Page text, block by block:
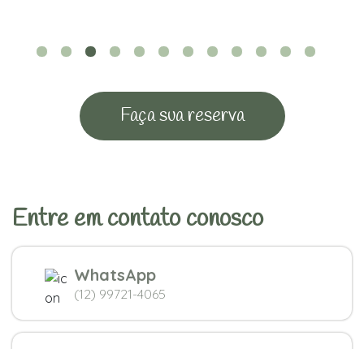
Faça sua reserva
Entre em contato conosco
WhatsApp
(12) 99721-4065